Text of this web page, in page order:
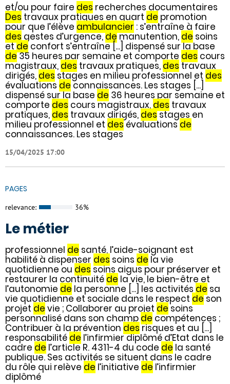
et/ou pour faire des recherches documentaires
Des travaux pratiques en quart de promotion
pour que l’élève ambulancier : s’entraîne à faire
des gestes d’urgence,demanutention, de soins
etde confort s’entraîne [...] dispensé sur la base
de35 heures par semaine et comporte des cours
magistraux, des travaux pratiques, des travaux
dirigés, des stages en milieu professionnel et des
évaluations de connaissances. Les stages [...]
dispensé sur la base de 36 heures par semaine et
comporte des cours magistraux, des travaux
pratiques, des travaux dirigés, desstages en
milieu professionnel et desévaluationsde
connaissances. Les stages
15/04/2025 17:00
PAGES
relevance: 36%
Le métier
professionnel de santé, l’aide-soignant est
habilité à dispenser des soins de la vie
quotidienne ou des soins aigus pour préserver et
restaurer la continuité de la vie, le bien-être et
l’autonomie de la personne [...] les activités de sa
vie quotidienne et sociale dans le respect deson
projet de vie ; Collaborer au projet desoins
personnalisé dans son champ de compétences ;
Contribuer à la prévention desrisques et au [...]
responsabilité de l’infirmier diplômé d’Etat dans le
cadre de l’article R. 4311-4 du code de la santé
publique. Ses activités se situent dans le cadre
du rôle qui relève de l’initiative de l’infirmier
diplômé